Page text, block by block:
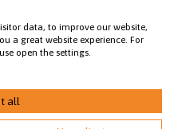
opas
data, to improve our website,
a great website experience. For
open the settings.
all